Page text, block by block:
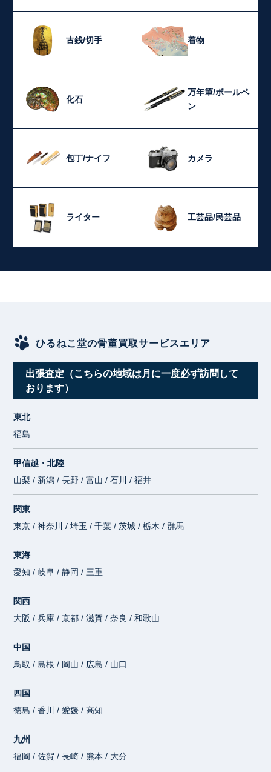
古銭/切手 着物
化石
万年筆/ボールペ
ン
包丁/ナイフ カメラ
ライター 工芸品/民芸品
ひるねこ堂の骨董買取サービスエリア
出張査定（こちらの地域は月に一度必ず訪問して
おります）
東北
福島
甲信越・北陸
山梨 / 新潟 / 長野 / 富山 / 石川 / 福井
関東
東京 / 神奈川 / 埼玉 / 千葉 / 茨城 / 栃木 / 群馬
東海
愛知 / 岐阜 / 静岡 / 三重
関西
大阪 / 兵庫 / 京都 / 滋賀 / 奈良 / 和歌山
中国
鳥取 / 島根 / 岡山 / 広島 / 山口
四国
徳島 / 香川 / 愛媛 / 高知
九州
福岡 / 佐賀 / 長崎 / 熊本 / 大分